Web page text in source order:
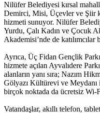
Nilüfer Belediyesi kırsal
Demirci, Misi, Üçevler ve Şiir
hizmeti sunuyor. Nilüfer
Yurdu, Çalı Kadın ve Çocuk
Akademisi’nde de
Ayrıca, Üç Fidan Gençlik
hizmete açılan Ayvalıdere
alanların yanı sıra; Nazım
Gölyazı Kültürevi ve
birçok noktada da ücretsiz Wi-
Vatandaşlar, akıllı telefon,